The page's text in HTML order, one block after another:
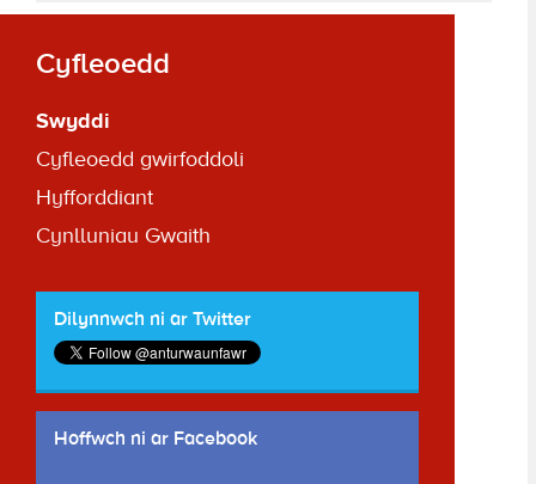
Cyfleoedd
Swyddi
Cyfleoedd gwirfoddoli
Hyfforddiant
Cynlluniau Gwaith
Dilynnwch ni ar Twitter
Hoffwch ni ar Facebook